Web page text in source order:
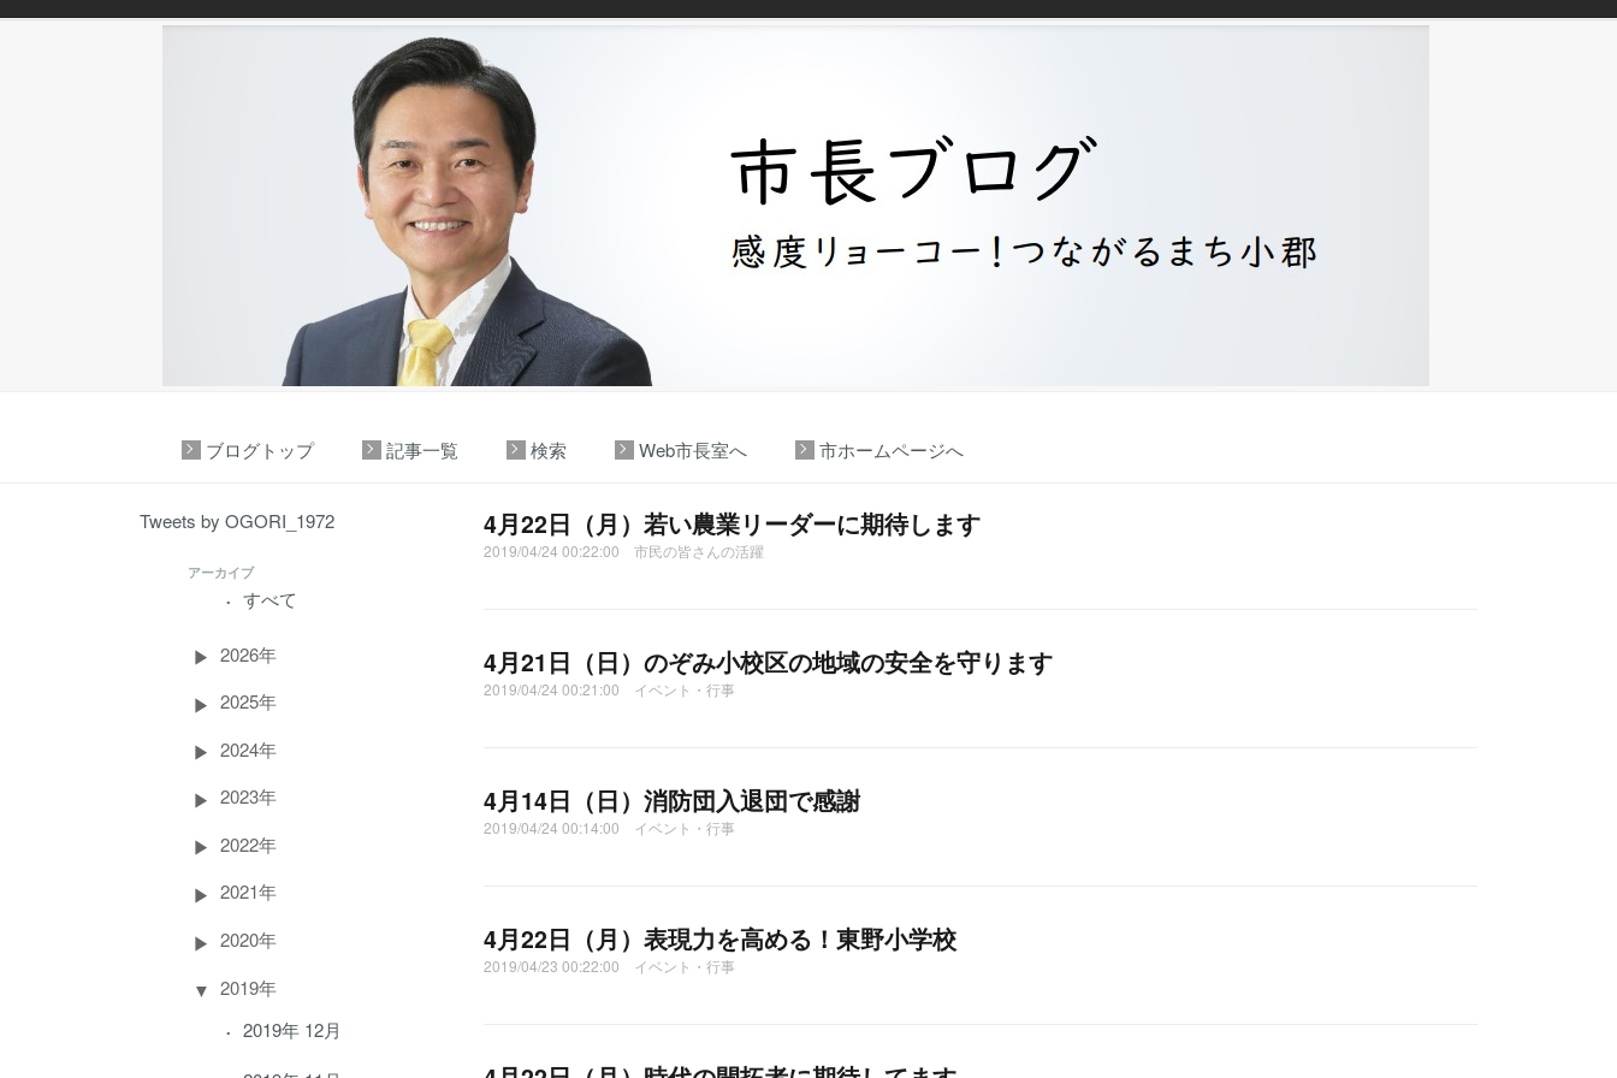
ブログトップ 記事一覧 検索 Web市長室へ 市ホームページへ
Tweets by OGORI_1972
アーカイブ
すべて
2026年
2025年
2024年
2023年
2022年
2021年
2020年
2019年
2019年 12月
4月22日（月）若い農業リーダーに期待します
2019/04/24 00:22:00 市民の皆さんの活躍
4月21日（日）のぞみ小校区の地域の安全を守ります
2019/04/24 00:21:00 イベント・行事
4月14日（日）消防団入退団で感謝
2019/04/24 00:14:00 イベント・行事
4月22日（月）表現力を高める！東野小学校
2019/04/23 00:22:00 イベント・行事